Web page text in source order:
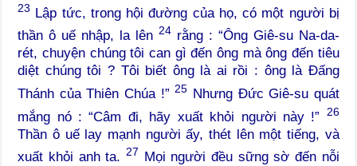
23 Lập tức, trong hội đường của họ, có một người bị
thần ô uế nhập, la lên 24rằng : “Ông Giê-su Na-da-
rét, chuyện chúng tôi can gì đến ông mà ông đến tiêu
diệt chúng tôi ? Tôi biết ông là ai rồi : ông là Đấng
Thánh của Thiên Chúa !”25 Nhưng Đức Giê-su quát
mắng nó : “Câm đi, hãy xuất khỏi người này !”
26
Thần ô uế lay mạnh người ấy, thét lên một tiếng, và
xuất khỏi anh ta. 27
Mọi người đều sững sờ đến nỗi